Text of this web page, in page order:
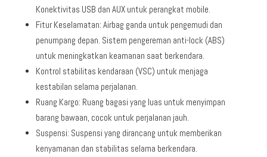
Konektivitas USB dan AUX untuk perangkat mobile.
Fitur Keselamatan: Airbag ganda untuk pengemudi dan
penumpang depan. Sistem pengereman anti-lock (ABS)
untuk meningkatkan keamanan saat berkendara.
Kontrol stabilitas kendaraan (VSC) untuk menjaga
kestabilan selama perjalanan.
Ruang Kargo: Ruang bagasi yang luas untuk menyimpan
barang bawaan, cocok untuk perjalanan jauh.
Suspensi: Suspensi yang dirancang untuk memberikan
kenyamanan dan stabilitas selama berkendara.